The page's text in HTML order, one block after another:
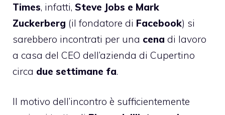
Times, infatti, Steve Jobs e Mark
Zuckerberg (il fondatore di Facebook) si
sarebbero incontrati per una cena di lavoro
a casa del CEO dell’azienda di Cupertino
circa due settimane fa.
Il motivo dell’incontro è sufficientemente